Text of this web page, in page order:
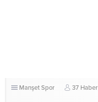
ManşetSpor 37 Haber